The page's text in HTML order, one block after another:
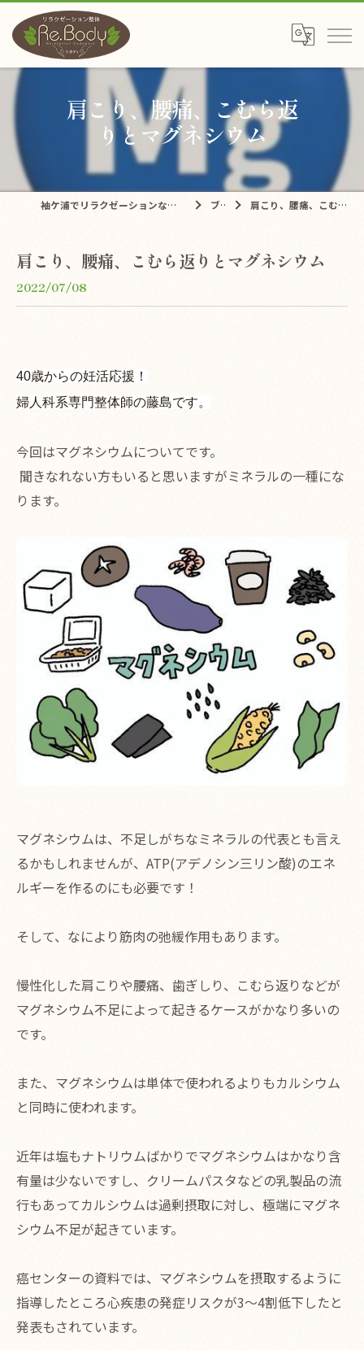
肩こり、腰痛、こむら返
りとマグネシウム
袖ケ浦でリラクゼーションならリラクゼーション整体Re.Body ブログ 肩こり、腰痛、こむら返りとマグネシウム
肩こり、腰痛、こむら返りとマグネシウム
2022/07/08
40歳からの妊活応援！
婦人科系専門整体師の藤島です。
今回はマグネシウムについてです。
聞きなれない方もいると思いますがミネラルの一種にな
ります。
マグネシウムは、不足しがちなミネラルの代表とも言え
るかもしれませんが、ATP(アデノシン三リン酸)のエネ
ルギーを作るのにも必要です！
そして、なにより筋肉の弛緩作用もあります。
慢性化した肩こりや腰痛、歯ぎしり、こむら返りなどが
マグネシウム不足によって起きるケースがかなり多いの
です。
また、マグネシウムは単体で使われるよりもカルシウム
と同時に使われます。
近年は塩もナトリウムばかりでマグネシウムはかなり含
有量は少ないですし、クリームパスタなどの乳製品の流
行もあってカルシウムは過剰摂取に対し、極端にマグネ
シウム不足が起きています。
癌センターの資料では、マグネシウムを摂取するように
指導したところ心疾患の発症リスクが3〜4割低下したと
発表もされています。